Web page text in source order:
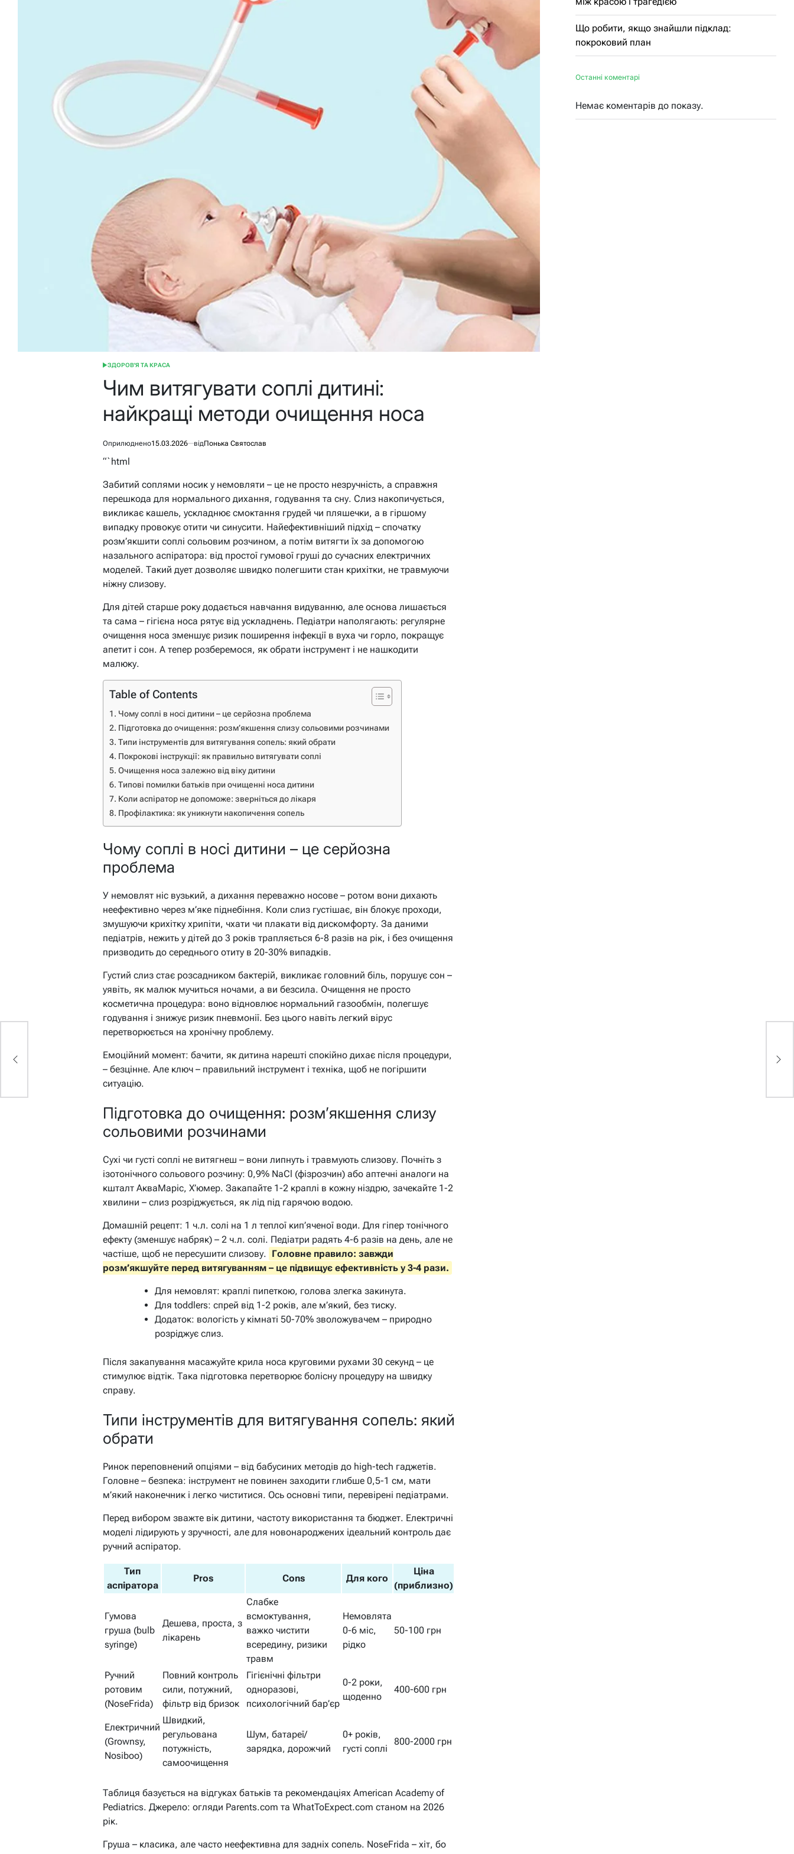
ОПУБЛІКУВАТИ
ЗДОРОВ'Я ТА КРАСА
Чим витягувати соплі дитині:
найкращі методи очищення носа
Оприлюднено15.03.2026 відПонька Святослав
“`html
Забитий соплями носик у немовляти – це не просто незручність, а справжня
перешкода для нормального дихання, годування та сну. Слиз накопичується,
викликає кашель, ускладнює смоктання грудей чи пляшечки, а в гіршому
випадку провокує отити чи синусити. Найефективніший підхід – спочатку
розм’якшити соплі сольовим розчином, а потім витягти їх за допомогою
назального аспіратора: від простої гумової груші до сучасних електричних
моделей. Такий дует дозволяє швидко полегшити стан крихітки, не травмуючи
ніжну слизову.
Для дітей старше року додається навчання видуванню, але основа лишається
та сама – гігієна носа рятує від ускладнень. Педіатри наполягають: регулярне
очищення носа зменшує ризик поширення інфекції в вуха чи горло, покращує
апетит і сон. А тепер розберемося, як обрати інструмент і не нашкодити
малюку.
Table of Contents
Чому соплі в носі дитини – це серйозна проблема
Підготовка до очищення: розм’якшення слизу сольовими розчинами
Типи інструментів для витягування сопель: який обрати
Покрокові інструкції: як правильно витягувати соплі
Очищення носа залежно від віку дитини
Типові помилки батьків при очищенні носа дитини
Коли аспіратор не допоможе: зверніться до лікаря
Профілактика: як уникнути накопичення сопель
Чому соплі в носі дитини – це серйозна
проблема
У немовлят ніс вузький, а дихання переважно носове – ротом вони дихають
неефективно через м’яке піднебіння. Коли слиз густішає, він блокує проходи,
змушуючи крихітку хрипіти, чхати чи плакати від дискомфорту. За даними
педіатрів, нежить у дітей до 3 років трапляється 6-8 разів на рік, і без очищення
призводить до середнього отиту в 20-30% випадків.
Густий слиз стає розсадником бактерій, викликає головний біль, порушує сон –
уявіть, як малюк мучиться ночами, а ви безсила. Очищення не просто
косметична процедура: воно відновлює нормальний газообмін, полегшує
годування і знижує ризик пневмонії. Без цього навіть легкий вірус
перетворюється на хронічну проблему.
Емоційний момент: бачити, як дитина нарешті спокійно дихає після процедури,
– безцінне. Але ключ – правильний інструмент і техніка, щоб не погіршити
ситуацію.
Підготовка до очищення: розм’якшення слизу
сольовими розчинами
Сухі чи густі соплі не витягнеш – вони липнуть і травмують слизову. Почніть з
ізотонічного сольового розчину: 0,9% NaCl (фізрозчин) або аптечні аналоги на
кшталт АкваМаріс, Х’юмер. Закапайте 1-2 краплі в кожну ніздрю, зачекайте 1-2
хвилини – слиз розріджується, як лід під гарячою водою.
Домашній рецепт: 1 ч.л. солі на 1 л теплої кип’яченої води. Для гіпер тонічного
ефекту (зменшує набряк) – 2 ч.л. солі. Педіатри радять 4-6 разів на день, але не
частіше, щоб не пересушити слизову. Головне правило: завжди
розм’якшуйте перед витягуванням – це підвищує ефективність у 3-4 рази.
Для немовлят: краплі пипеткою, голова злегка закинута.
Для toddlers: спрей від 1-2 років, але м’який, без тиску.
Додаток: вологість у кімнаті 50-70% зволожувачем – природно
розріджує слиз.
Після закапування масажуйте крила носа круговими рухами 30 секунд – це
стимулює відтік. Така підготовка перетворює болісну процедуру на швидку
справу.
Типи інструментів для витягування сопель: який
обрати
Ринок переповнений опціями – від бабусиних методів до high-tech гаджетів.
Головне – безпека: інструмент не повинен заходити глибше 0,5-1 см, мати
м’який наконечник і легко чиститися. Ось основні типи, перевірені педіатрами.
Перед вибором зважте вік дитини, частоту використання та бюджет. Електричні
моделі лідирують у зручності, але для новонароджених ідеальний контроль дає
ручний аспіратор.
Тип
аспіратора
Pros Cons Для кого
Ціна
(приблизно)
Гумова
груша (bulb
syringe)
Дешева, проста, з
лікарень
Слабке
всмоктування,
важко чистити
всередину, ризики
травм
Немовлята
0-6 міс,
рідко
50-100 грн
Ручний
ротовим
(NoseFrida)
Повний контроль
сили, потужний,
фільтр від бризок
Гігієнічні фільтри
одноразові,
психологічний бар’єр
0-2 роки,
щоденно
400-600 грн
Електричний
(Grownsy,
Nosiboo)
Швидкий,
регульована
потужність,
самоочищення
Шум, батареї/
зарядка, дорожчий
0+ років,
густі соплі
800-2000 грн
Таблиця базується на відгуках батьків та рекомендаціях American Academy of
Pediatrics. Джерело: огляди Parents.com та WhatToExpect.com станом на 2026
рік.
Груша – класика, але часто неефективна для задніх сопель. NoseFrida – хіт, бо
Що робити, якщо знайшли підклад:
покроковий план
Останні коментарі
Немає коментарів до показу.